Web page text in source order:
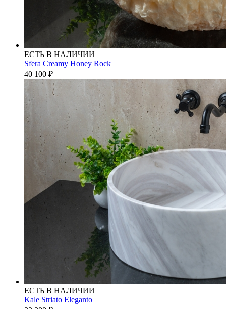
ЕСТЬ В НАЛИЧИИ
Sfera Creamy Honey Rock
40 100 ₽
ЕСТЬ В НАЛИЧИИ
Kale Striato Eleganto